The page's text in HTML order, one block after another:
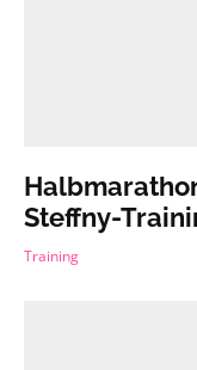
Steffny-
Training